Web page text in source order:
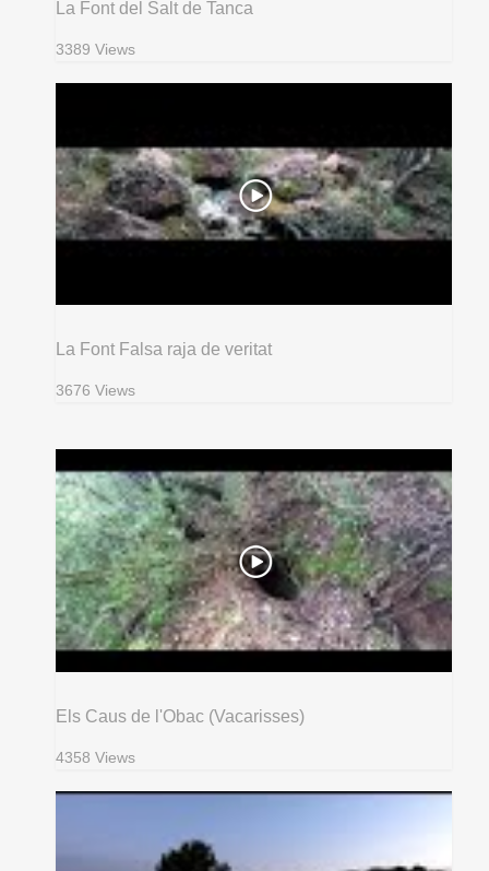
La Font del Salt de Tanca
3389 Views
La Font Falsa raja de veritat
3676 Views
Els Caus de l'Obac (Vacarisses)
4358 Views